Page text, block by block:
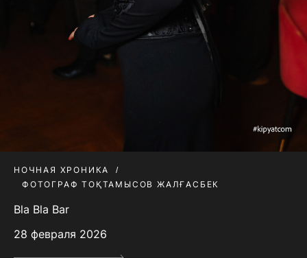
НОЧНАЯ ХРОНИКА
ФОТОГРАФ ТОҚТАМЫСОВ ЖАЛҒАСБЕК
Bla Bla Bar
28 февраля 2026